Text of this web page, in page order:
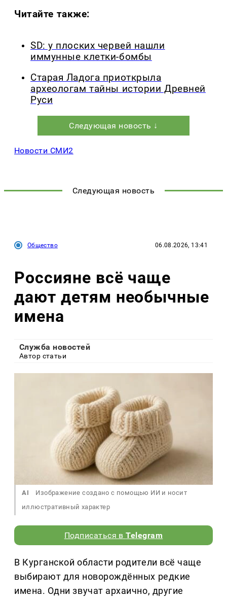
Читайте также:
SD: у плоских червей нашли
иммунные клетки-бомбы
Старая Ладога приоткрыла
археологам тайны истории Древней
Руси
Следующая новость ↓
Новости СМИ2
Следующая новость
Общество 06.08.2026, 13:41
Россияне всё чаще
дают детям необычные
имена
Служба новостей
Автор статьи
AI
Изображение создано с помощью ИИ и носит
иллюстративный характер
Подписаться вTelegram
В Курганской области родители всё чаще
выбирают для новорождённых редкие
имена. Одни звучат архаично, другие